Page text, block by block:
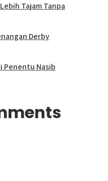
Tajam Tanpa
Derby
Penentu Nasib